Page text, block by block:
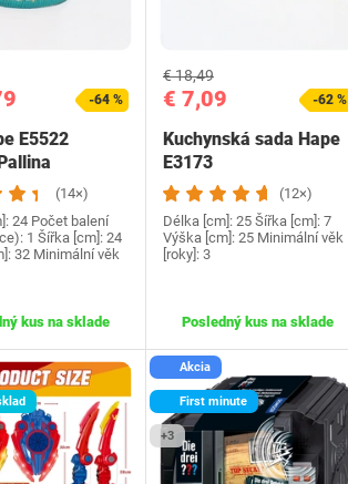
-64 %
E5522
(14×)
24 Počet balení
1 Šířka [cm]: 24
32 Minimální věk
kus na sklade
€ 7,09
€ 18,49
-62 %
Kuchynská sada Hape
E3173
(12×)
Délka [cm]: 25 Šířka [cm]: 7
Výška [cm]: 25 Minimální věk
[roky]: 3
Posledný kus na sklade
Akcia
First minute
+3